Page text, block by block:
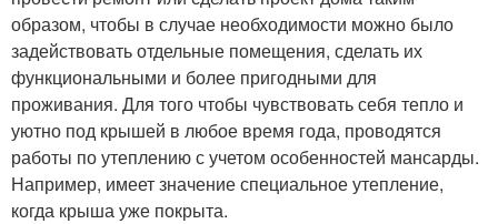
образом, чтобы в случае необходимости можно было
задействовать отдельные помещения, сделать их
функциональными и более пригодными для
проживания. Для того чтобы чувствовать себя тепло и
уютно под крышей в любое время года, проводятся
работы по утеплению с учетом особенностей мансарды.
Например, имеет значение специальное утепление,
когда крыша уже покрыта.